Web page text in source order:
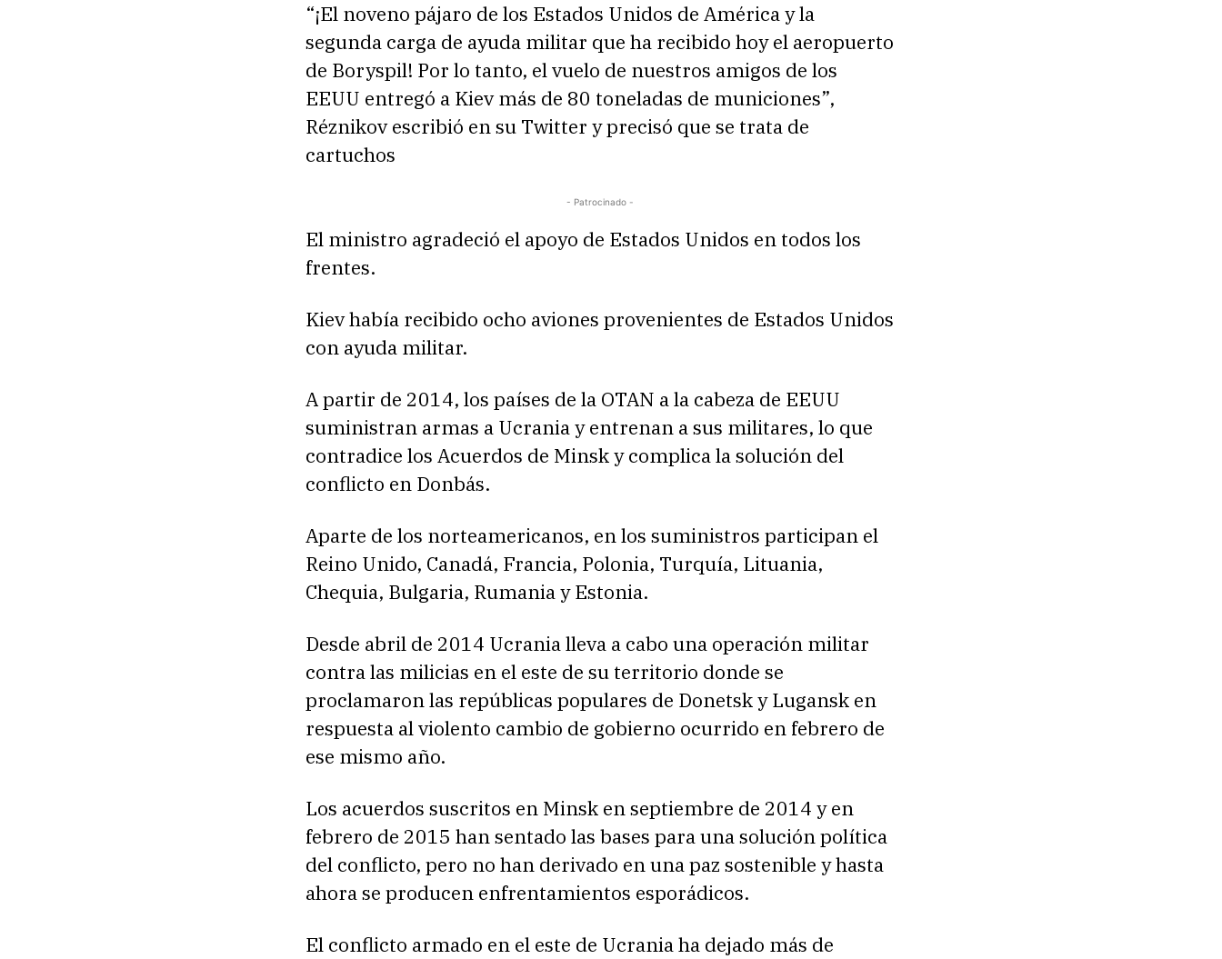
“¡El noveno pájaro de los Estados Unidos de América y la
segunda carga de ayuda militar que ha recibido hoy el aeropuerto
de Boryspil! Por lo tanto, el vuelo de nuestros amigos de los
EEUU entregó a Kiev más de 80 toneladas de municiones”,
Réznikov escribió en su Twitter y precisó que se trata de
cartuchos
- Patrocinado -
El ministro agradeció el apoyo de Estados Unidos en todos los
frentes.
Kiev había recibido ocho aviones provenientes de Estados Unidos
con ayuda militar.
A partir de 2014, los países de la OTAN a la cabeza de EEUU
suministran armas a Ucrania y entrenan a sus militares, lo que
contradice los Acuerdos de Minsk y complica la solución del
conflicto en Donbás.
Aparte de los norteamericanos, en los suministros participan el
Reino Unido, Canadá, Francia, Polonia, Turquía, Lituania,
Chequia, Bulgaria, Rumania y Estonia.
Desde abril de 2014 Ucrania lleva a cabo una operación militar
contra las milicias en el este de su territorio donde se
proclamaron las repúblicas populares de Donetsk y Lugansk en
respuesta al violento cambio de gobierno ocurrido en febrero de
ese mismo año.
Los acuerdos suscritos en Minsk en septiembre de 2014 y en
febrero de 2015 han sentado las bases para una solución política
del conflicto, pero no han derivado en una paz sostenible y hasta
ahora se producen enfrentamientos esporádicos.
El conflicto armado en el este de Ucrania ha dejado más de